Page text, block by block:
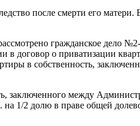
после смерти его
гражданское
договор о приватизации
в собственность,
заключенного между
1/2 долю в праве общей